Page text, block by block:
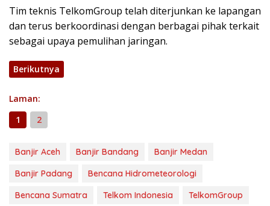
Tim teknis TelkomGroup telah diterjunkan ke lapangan
dan terus berkoordinasi dengan berbagai pihak terkait
sebagai upaya pemulihan jaringan.
Berikutnya
Laman:
1
2
Banjir Aceh Banjir Bandang
Banjir Medan
Banjir Padang
Bencana Hidrometeorologi
Bencana Sumatra
Telkom Indonesia TelkomGroup